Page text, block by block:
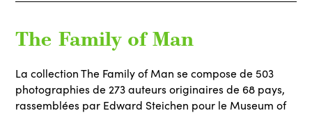
The Family of Man
La collection The Family of Man se compose de 503
photographies de 273 auteurs originaires de 68 pays,
rassemblées par Edward Steichen pour le Museum of